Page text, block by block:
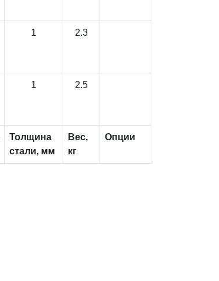
1 2.3
1 2.5
Толщина
стали, мм
Вес,
кг
Опции